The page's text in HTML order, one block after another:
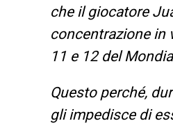
che il giocatore
concentrazione in
11 e 12 del
Questo perché,
gli impedisce di